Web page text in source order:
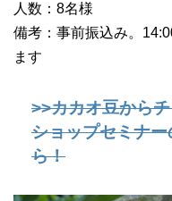
人数：8名様
備考：事前振込み。
ます
>>カカオ豆から
ショップセミナ
ら！